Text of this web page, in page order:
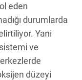
eden
durumlarda
Yani
ve
düzeyi